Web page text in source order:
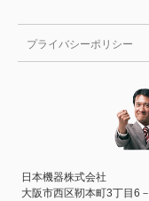
プライバシーポリシー
日本機器株式会社
大阪市西区靭本町3丁目6